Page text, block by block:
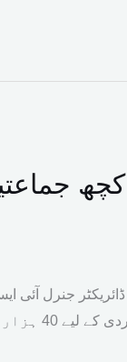
کچھ
ڈائریکٹر جنرل آئی